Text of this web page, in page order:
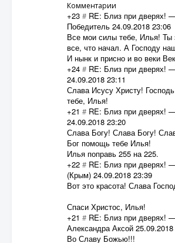
Комментарии
+23 # RE: Близ при дверях!
Победитель 24.09.2018 23:06
Все мои силы тебе, Илья! Ты
все, что начал. А Господу
И нынк и присно и во веки
+24 # RE: Близ при дверях!
24.09.2018 23:11
Слава Исусу Христу!
тебе, Илья!
+21 # RE: Близ при дверях!
24.09.2018 23:20
Слава Богу! Слава Богу!
Бог помощь тебе Илья!
Илья поправь 255 на 225.
+22 # RE: Близ при дверях!
(Крым) 24.09.2018 23:39
Вот это красота! Слава
Спаси Христос, Илья!
+21 # RE: Близ при дверях!
Александра Аксой
Во Славу Божью!!!